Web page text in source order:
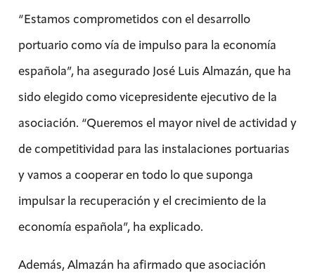
“Estamos comprometidos con el desarrollo
portuario como vía de impulso para la economía
española”, ha asegurado José Luis Almazán, que ha
sido elegido como vicepresidente ejecutivo de la
asociación. “Queremos el mayor nivel de actividad y
de competitividad para las instalaciones portuarias
y vamos a cooperar en todo lo que suponga
impulsar la recuperación y el crecimiento de la
economía española”, ha explicado.
Además, Almazán ha afirmado que asociación